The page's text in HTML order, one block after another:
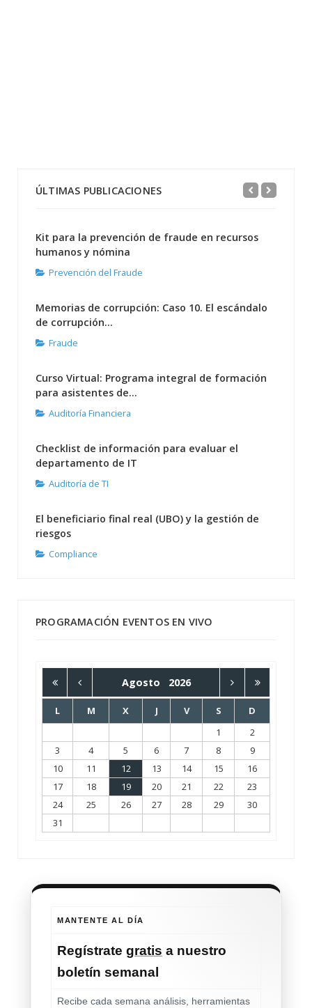
ÚLTIMAS PUBLICACIONES
Kit para la prevención de fraude en recursos
humanos y nómina
Prevención del Fraude
Memorias de corrupción: Caso 10. El escándalo
de corrupción...
Fraude
Curso Virtual: Programa integral de formación
para asistentes de...
Auditoría Financiera
Checklist de información para evaluar el
departamento de IT
Auditoría de TI
El beneficiario final real (UBO) y la gestión de
riesgos
Compliance
PROGRAMACIÓN EVENTOS EN VIVO
Agosto 2026
L M X J V S
D
1
2
3
4 5 6 7 8
9
10
11 12 13 14 15
16
17
18 19 20 21 22
23
24
25 26 27 28 29
30
31
MANTENTE AL DÍA
Regístrate gratis a nuestro
boletín semanal
Recibe cada semana análisis, herramientas